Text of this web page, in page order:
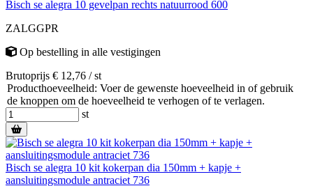
Bisch se alegra 10 gevelpan rechts natuurrood 600
ZALGGPR
Op bestelling in alle vestigingen
Brutoprijs € 12,76 / st
Producthoeveelheid: Voer de gewenste hoeveelheid in of gebruik
de knoppen om de hoeveelheid te verhogen of te verlagen.
st
Bisch se alegra 10 kit kokerpan dia 150mm + kapje +
aansluitingsmodule antraciet 736